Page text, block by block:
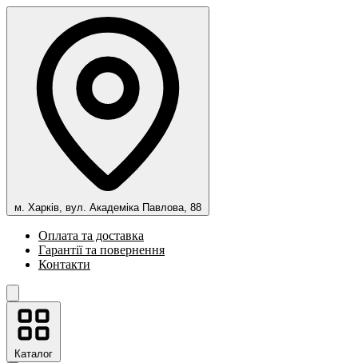
м. Харків, вул. Академіка Павлова, 88
Оплата та доставка
Гарантії та повернення
Контакти
Каталог